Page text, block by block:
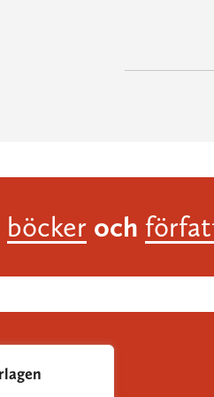
böcker och